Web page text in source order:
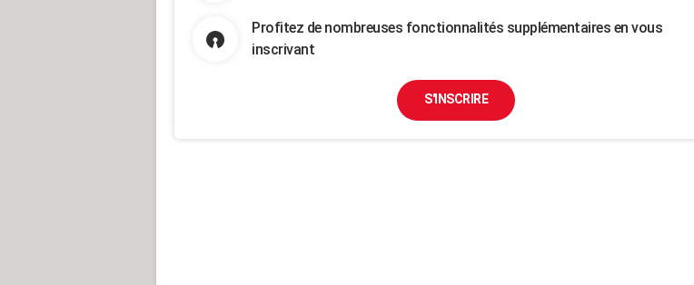
Profitez de nombreuses fonctionnalités supplémentaires en vous
inscrivant
S'INSCRIRE